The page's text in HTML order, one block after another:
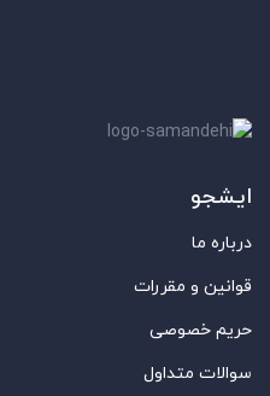
ایشجو
درباره ما
قوانین و مقررات
حریم خصوصی
سوالات متداول